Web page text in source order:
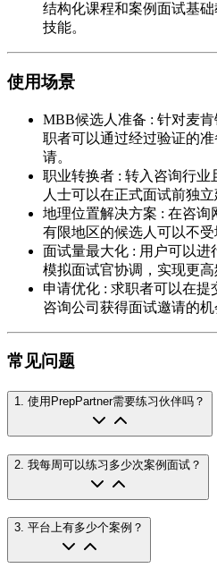
结构化课程和案例面试基
技能。
使用场景
MBB候选人准备 : 针对麦
职者可以通过经过验证的
请。
职业转换者 : 转入咨询行业
人士可以在正式面试前独立
地理位置解决方案 : 在咨询
有限地区的候选人可以不受
面试量最大化 : 用户可以进
模拟面试官协调，实现更高
申请优化 : 求职者可以在提
咨询公司获得面试邀请的机
常见问题
1 使用PrepPartner需要练习伙伴吗？
2 我每周可以练习多少次案例面试？
3. 平台上有多少个案例？